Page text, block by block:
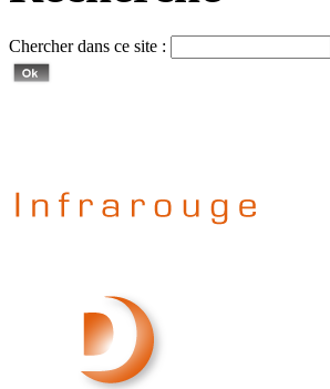
Chercher dans ce site :